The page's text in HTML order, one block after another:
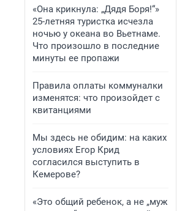
«Она крикнула: „Дядя Боря!“»
25-летняя туристка исчезла
ночью у океана во Вьетнаме.
Что произошло в последние
минуты ее пропажи
Правила оплаты коммуналки
изменятся: что произойдет с
квитанциями
Мы здесь не обидим: на каких
условиях Егор Крид
согласился выступить в
Кемерове?
«Это общий ребенок, а не „муж